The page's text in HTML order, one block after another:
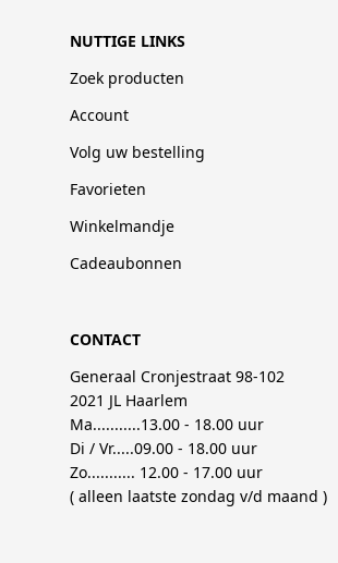
NUTTIGE LINKS
Zoek producten
Account
Volg uw bestelling
Favorieten
Winkelmandje
Cadeaubonnen
CONTACT
Generaal Cronjestraat 98-102
2021 JL Haarlem
Ma...........13.00 - 18.00 uur
Di / Vr.....09.00 - 18.00 uur
Zo........... 12.00 - 17.00 uur
( alleen laatste zondag v/d maand )